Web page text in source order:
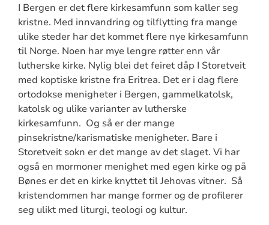
I Bergen er det flere kirkesamfunn som kaller seg
kristne. Med innvandring og tilflytting fra mange
ulike steder har det kommet flere nye kirkesamfunn
til Norge. Noen har mye lengre røtter enn vår
lutherske kirke. Nylig blei det feiret dåp I Storetveit
med koptiske kristne fra Eritrea. Det er i dag flere
ortodokse menigheter i Bergen, gammelkatolsk,
katolsk og ulike varianter av lutherske
kirkesamfunn. Og så er der mange
pinsekristne/karismatiske menigheter. Bare i
Storetveit sokn er det mange av det slaget. Vi har
også en mormoner menighet med egen kirke og på
Bønes er det en kirke knyttet til Jehovas vitner. Så
kristendommen har mange former og de profilerer
seg ulikt med liturgi, teologi og kultur.